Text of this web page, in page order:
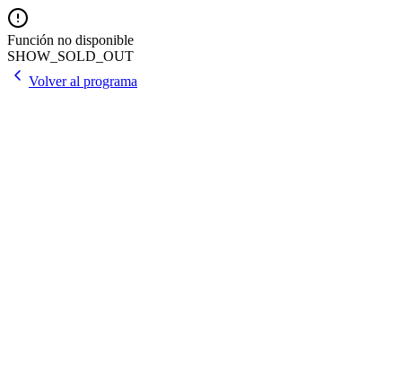
Función no disponible
SHOW_SOLD_OUT
Volver al programa